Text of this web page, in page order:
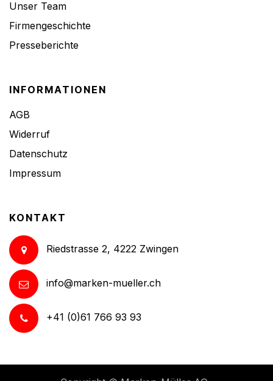
Unser Team
Firmengeschichte
Presseberichte
INFORMATIONEN
AGB
Widerruf
Datenschutz
Impressum
KONTAKT
Riedstrasse 2, 4222 Zwingen
info@marken-mueller.ch
+41 (0)61 766 93 93